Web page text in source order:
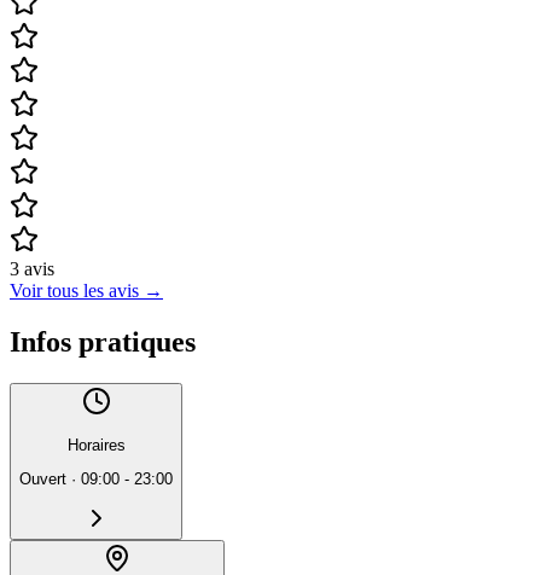
3 avis
Voir tous les avis →
Infos pratiques
Horaires
Ouvert · 09:00 - 23:00